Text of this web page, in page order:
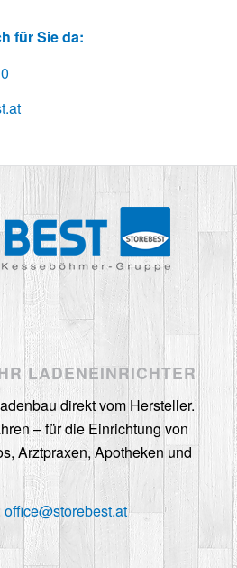
für Sie da:
LADENEINRICHTER
direkt vom Hersteller.
– für die Einrichtung von
Arztpraxen, Apotheken und
office@storebest.at